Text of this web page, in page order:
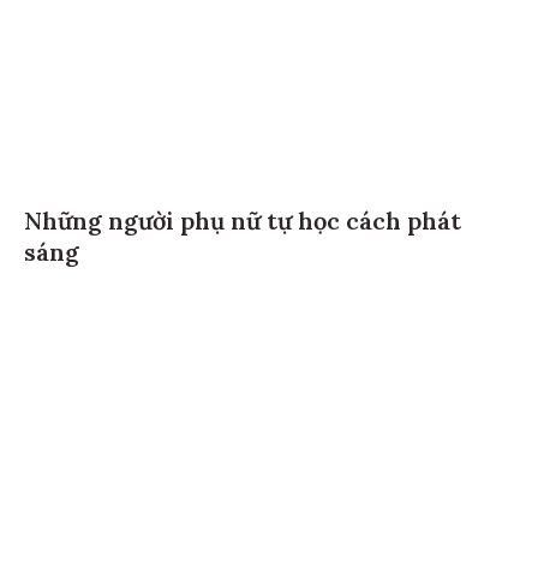
Những người phụ nữ tự học cách phát
sáng